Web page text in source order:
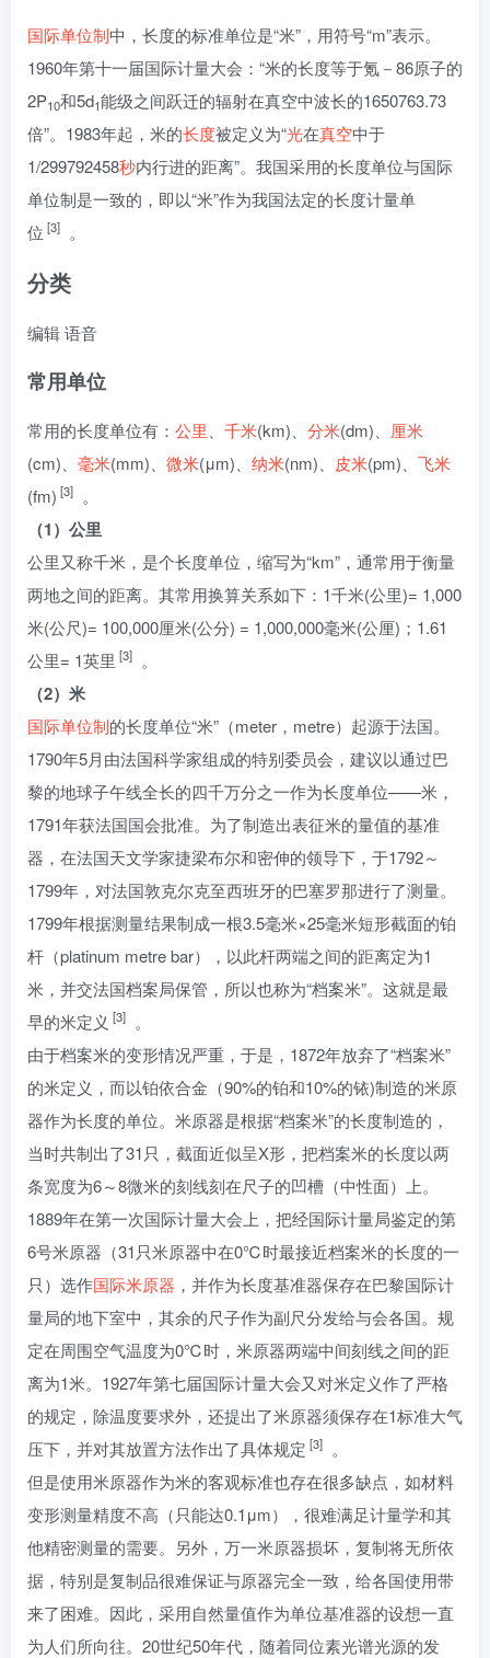
国际单位制中，长度的标准单位是“米”，用符号“m”表示。
1960年第十一届国际计量大会：“米的长度等于氪－86原子的
2P10和5d1能级之间跃迁的辐射在真空中波长的1650763.73
倍”。1983年起，米的长度被定义为“光在真空中于
1/299792458秒内行进的距离”。我国采用的长度单位与国际
单位制是一致的，即以“米”作为我国法定的长度计量单
位 [3] 。
分类
编辑语音
常用单位
常用的长度单位有： 公里 千米(km)、 分米(dm)、 厘米
(cm)、 毫米(mm)、 微米(μm)、 纳米(nm)、 皮米(pm)、 飞米
(fm) [3] 。
（1）公里
公里又称千米，是个长度单位，缩写为“km”，通常用于衡量
两地之间的距离。其常用换算关系如下：1千米(公里)= 1,000
米(公尺)= 100,000厘米(公分) = 1,000,000毫米(公厘)；1.61
公里= 1英里 [3] 。
（2）米
国际单位制的长度单位“米”（meter，metre）起源于法国。
1790年5月由法国科学家组成的特别委员会，建议以通过巴
黎的地球子午线全长的四千万分之一作为长度单位——米，
1791年获法国国会批准。为了制造出表征米的量值的基准
器，在法国天文学家捷梁布尔和密伸的领导下，于1792～
1799年，对法国敦克尔克至西班牙的巴塞罗那进行了测量。
1799年根据测量结果制成一根3.5毫米×25毫米短形截面的铂
杆（platinum metre bar），以此杆两端之间的距离定为1
米，并交法国档案局保管，所以也称为“档案米”。这就是最
早的米定义 [3]
。
由于档案米的变形情况严重，于是，1872年放弃了“档案米”
的米定义，而以铂依合金（90%的铂和10%的铱)制造的米原
器作为长度的单位。米原器是根据“档案米”的长度制造的，
当时共制出了31只，截面近似呈X形，把档案米的长度以两
条宽度为6～8微米的刻线刻在尺子的凹槽（中性面）上。
1889年在第一次国际计量大会上，把经国际计量局鉴定的第
6号米原器（31只米原器中在0℃时最接近档案米的长度的一
只）选作国际米原器 ，并作为长度基准器保存在巴黎国际计
量局的地下室中，其余的尺子作为副尺分发给与会各国。规
定在周围空气温度为0℃时，米原器两端中间刻线之间的距
离为1米。1927年第七届国际计量大会又对米定义作了严格
的规定，除温度要求外，还提出了米原器须保存在1标准大气
压下，并对其放置方法作出了具体规定 [3]
。
但是使用米原器作为米的客观标准也存在很多缺点，如材料
变形测量精度不高（只能达0.1μm），很难满足计量学和其
他精密测量的需要。另外，万一米原器损坏，复制将无所依
据，特别是复制品很难保证与原器完全一致，给各国使用带
来了困难。因此，采用自然量值作为单位基准器的设想一直
为人们所向往。20世纪50年代，随着同位素光谱光源的发